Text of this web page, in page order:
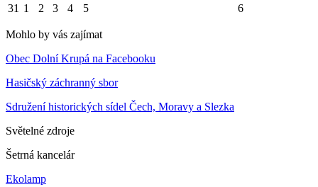
31 1 2 3 4 5 6
Mohlo by vás zajímat
Obec Dolní Krupá na Facebooku
Hasičský záchranný sbor
Sdružení historických sídel Čech, Moravy a Slezka
Světelné zdroje
Šetrná kancelár
Ekolamp